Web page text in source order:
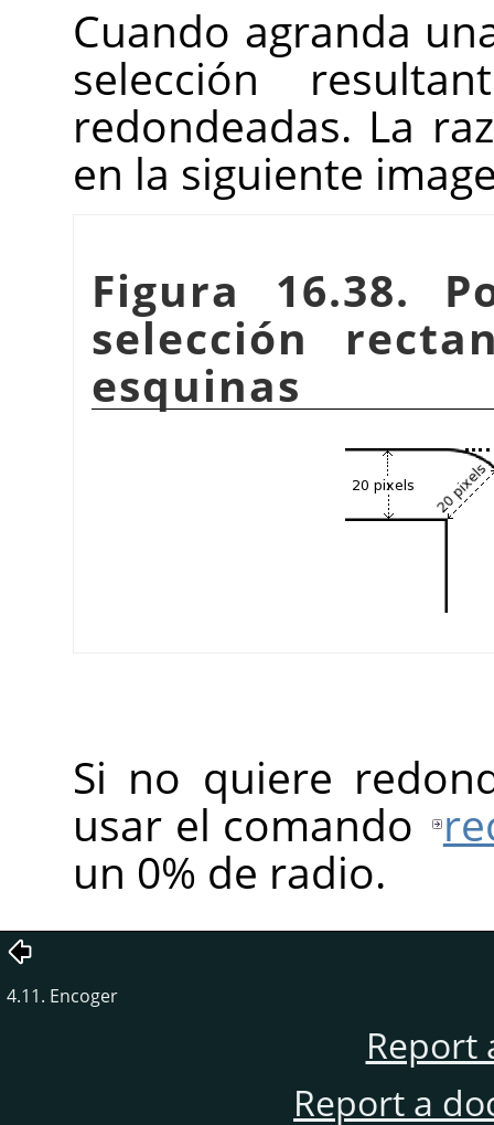
Cuando agranda
selección
redondeadas. La
en la siguiente
Figura 16.38.
selección
esquinas
Si no quiere
usar el comando
un 0% de radio.
4.11. Encoger
Report
Report a